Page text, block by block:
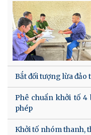
Bắt đối tượng lừa
Phê chuẩn khởi tố
phép
Khởi tố nhóm thanh,